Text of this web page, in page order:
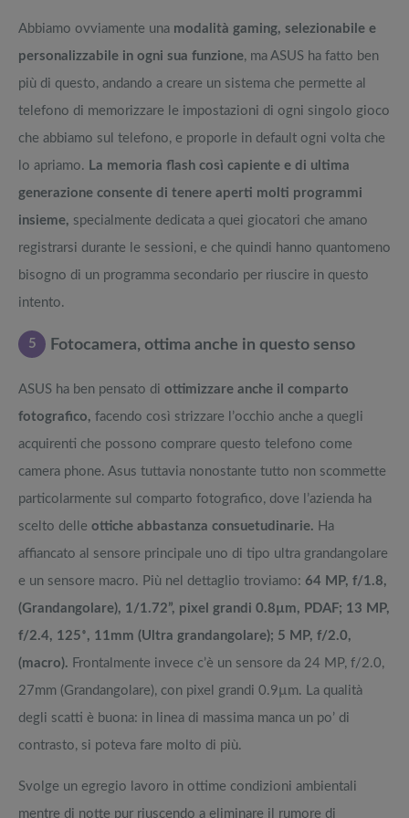
Abbiamo ovviamente una modalità gaming, selezionabile e
personalizzabile in ogni sua funzione, ma ASUS ha fatto ben
più di questo, andando a creare un sistema che permette al
telefono di memorizzare le impostazioni di ogni singolo gioco
che abbiamo sul telefono, e proporle in default ogni volta che
lo apriamo. La memoria flash così capiente e di ultima
generazione consente di tenere aperti molti programmi
insieme, specialmente dedicata a quei giocatori che amano
registrarsi durante le sessioni, e che quindi hanno quantomeno
bisogno di un programma secondario per riuscire in questo
intento.
5 Fotocamera, ottima anche in questo senso
ASUS ha ben pensato di ottimizzare anche il comparto
fotografico, facendo così strizzare l’occhio anche a quegli
acquirenti che possono comprare questo telefono come
camera phone. Asus tuttavia nonostante tutto non scommette
particolarmente sul comparto fotografico, dove l’azienda ha
scelto delle ottiche abbastanza consuetudinarie. Ha
affiancato al sensore principale uno di tipo ultra grandangolare
e un sensore macro. Più nel dettaglio troviamo: 64 MP, f/1.8,
(Grandangolare), 1/1.72”, pixel grandi 0.8µm, PDAF; 13 MP,
f/2.4, 125˚, 11mm (Ultra grandangolare); 5 MP, f/2.0,
(macro). Frontalmente invece c’è un sensore da 24 MP, f/2.0,
27mm (Grandangolare), con pixel grandi 0.9µm. La qualità
degli scatti è buona: in linea di massima manca un po’ di
contrasto, si poteva fare molto di più.
Svolge un egregio lavoro in ottime condizioni ambientali
mentre di notte pur riuscendo a eliminare il rumore di